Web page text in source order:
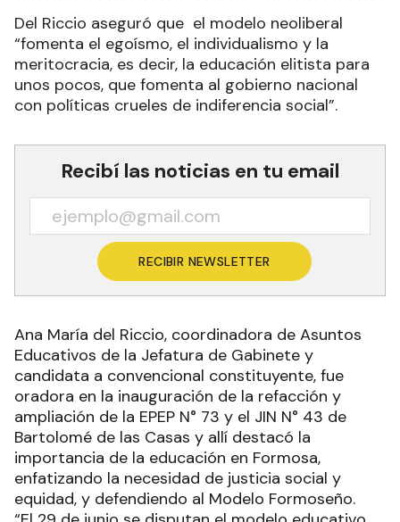
Del Riccio aseguró que el modelo neoliberal
“fomenta el egoísmo, el individualismo y la
meritocracia, es decir, la educación elitista para
unos pocos, que fomenta al gobierno nacional
con políticas crueles de indiferencia social”.
Recibí las noticias en tu email
RECIBIR NEWSLETTER
Ana María del Riccio, coordinadora de Asuntos
Educativos de la Jefatura de Gabinete y
candidata a convencional constituyente, fue
oradora en la inauguración de la refacción y
ampliación de la EPEP N° 73 y el JIN N° 43 de
Bartolomé de las Casas y allí destacó la
importancia de la educación en Formosa,
enfatizando la necesidad de justicia social y
equidad, y defendiendo al Modelo Formoseño.